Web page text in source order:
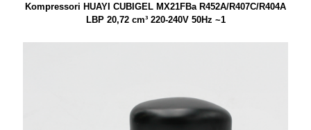
Kompressori HUAYI CUBIGEL MX21FBa R452A/R407C/R404A
LBP 20,72 cm³ 220-240V 50Hz ~1